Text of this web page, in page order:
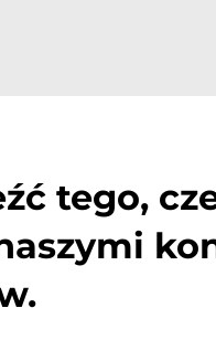
tego,